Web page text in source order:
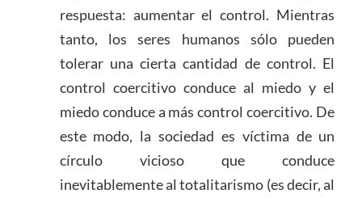
respuesta: aumentar el control. Mientras
tanto, los seres humanos sólo pueden
tolerar una cierta cantidad de control. El
control coercitivo conduce al miedo y el
miedo conduce a más control coercitivo. De
este modo, la sociedad es víctima de un
círculo vicioso que conduce
inevitablemente al totalitarismo (es decir, al